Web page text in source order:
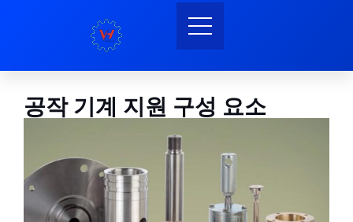
공작 기계 지원 구성 요소